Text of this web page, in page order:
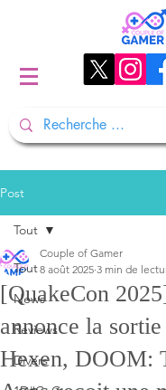
Post
Tout
News
Reviews
Divers
Tout
[QuakeCon
annonce la
Hexen, DOOM:
Couple of Gamer
8 août 2025 3 min de